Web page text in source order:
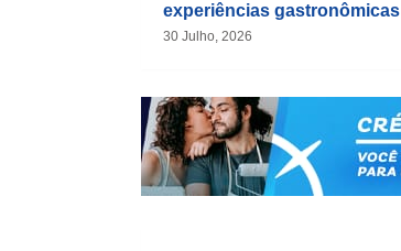
experiências gastronômicas
30 Julho, 2026